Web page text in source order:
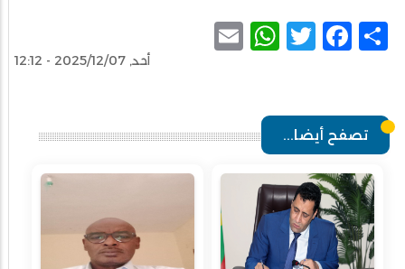
Share
Facebook
Twitter
WhatsApp
أحد, 2025/12/07 - 12:12
تصفح أيضا...